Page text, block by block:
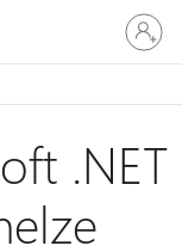
Přihlaste
se
ke
účtu
.NET